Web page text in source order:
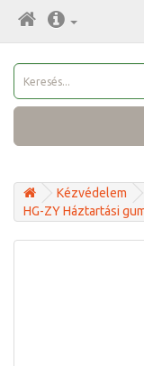
Kézvédelem
HG-ZY Háztartási